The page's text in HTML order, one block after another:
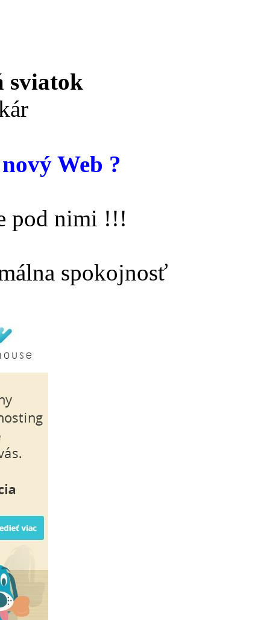
sviatok
Web ?
pod nimi !!!
spokojnosť